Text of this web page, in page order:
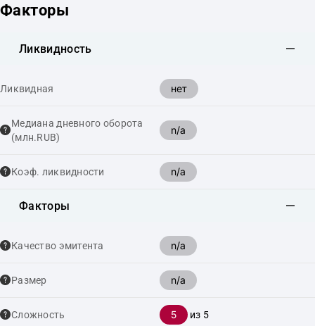
Факторы
Ликвидность
Ликвидная нет
Медиана дневного оборота
(млн.RUB)
n/a
Коэф. ликвидности n/a
Факторы
Качество эмитента n/a
Размер n/a
Сложность 5 из 5